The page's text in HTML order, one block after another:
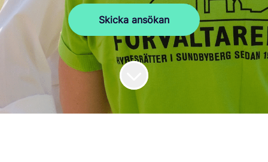
Skicka ansökan